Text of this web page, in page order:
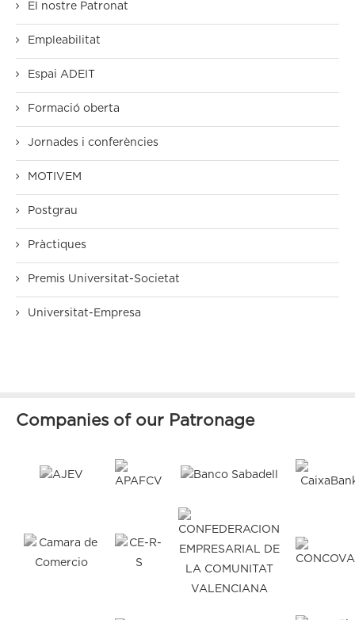
El nostre Patronat
Empleabilitat
Espai ADEIT
Formació oberta
Jornades i conferències
MOTIVEM
Postgrau
Pràctiques
Premis Universitat-Societat
Universitat-Empresa
Companies of our Patronage